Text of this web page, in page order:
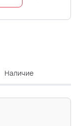
Наличие